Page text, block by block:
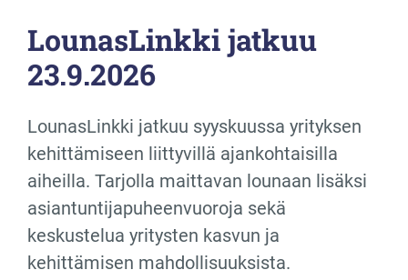
LounasLinkki jatkuu
23.9.2026
LounasLinkki jatkuu syyskuussa yrityksen
kehittämiseen liittyvillä ajankohtaisilla
aiheilla. Tarjolla maittavan lounaan lisäksi
asiantuntijapuheenvuoroja sekä
keskustelua yritysten kasvun ja
kehittämisen mahdollisuuksista.